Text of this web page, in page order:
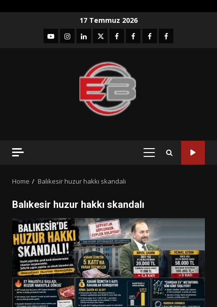
17 Temmuz 2026
YouTubeInstagram
LinkedIntwitterfacebook-Facebook-
Facebook-Facebook-
PRIMARY
Home Balıkesir huzur hakkı skandalı
Balıkesir huzur hakkı skandalı